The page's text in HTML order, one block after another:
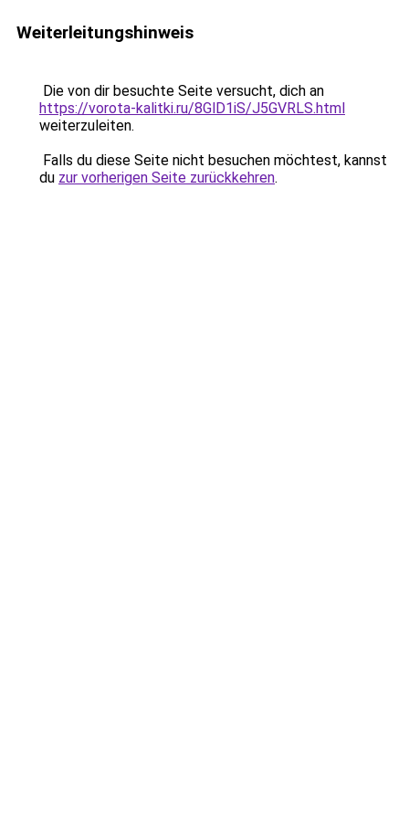
Weiterleitungshinweis
Die von dir besuchte Seite versucht, dich an
https://vorota-kalitki.ru/8GlD1iS/J5GVRLS.html
weiterzuleiten.
Falls du diese Seite nicht besuchen möchtest, kannst
du zur vorherigen Seite zurückkehren.